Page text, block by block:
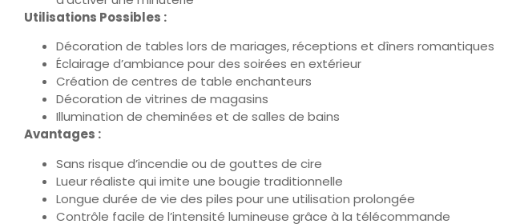
Utilisations Possibles :
Décoration de tables lors de mariages, réceptions et dîners romantiques
Éclairage d’ambiance pour des soirées en extérieur
Création de centres de table enchanteurs
Décoration de vitrines de magasins
Illumination de cheminées et de salles de bains
Avantages :
Sans risque d’incendie ou de gouttes de cire
Lueur réaliste qui imite une bougie traditionnelle
Longue durée de vie des piles pour une utilisation prolongée
Contrôle facile de l’intensité lumineuse grâce à la télécommande